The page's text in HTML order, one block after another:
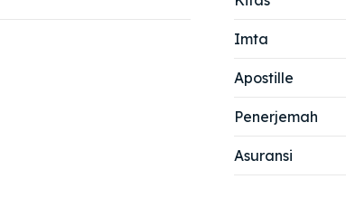
Imta
Apostille
Penerjemah
Asuransi